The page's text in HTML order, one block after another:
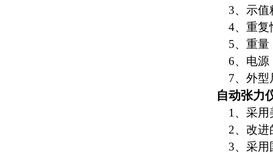
3、示值
4、重复
5、重量
6、电源
7、外型
自动张力
1 、采
2、改进
3、采用